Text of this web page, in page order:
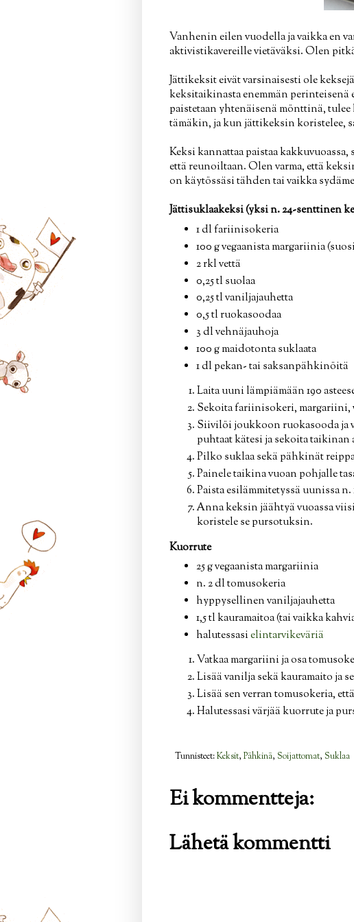
Vanhenin eilen vuodella ja vaikka en
aktivistikavereille vietäväksi. Olen
Jättikeksit eivät varsinaisesti ole
keksitaikinasta enemmän
paistetaan yhtenäisenä mönttinä,
tämäkin, ja kun jättikeksin koristelee,
Keksi kannattaa paistaa
että reunoiltaan. Olen varma, että
on käytössäsi tähden tai vaikka
Jättisuklaakeksi (yksi n. 24-senttinen
1 dl fariinisokeria
100 g vegaanista margariinia
2 rkl vettä
0,25 tl suolaa
0,25 tl vaniljajauhetta
0,5 tl ruokasoodaa
3 dl vehnäjauhoja
100 g maidotonta suklaata
1 dl pekan- tai saksanpähkinöitä
Laita uuni lämpiämään 190
Sekoita fariinisokeri, margariini,
Siivilöi joukkoon ruokasooda ja
puhtaat kätesi ja sekoita taikinan
Pilko suklaa sekä pähkinät
Painele taikina vuoan pohjalle
Paista esilämmitetyssä uunissa
Anna keksin jäähtyä vuoassa
koristele se pursotuksin.
Kuorrute
25 g vegaanista margariinia
n. 2 dl tomusokeria
hyppysellinen vaniljajauhetta
1,5 tl kauramaitoa (tai vaikka
halutessasielintarvikeväriä
Vatkaa margariini ja osa
Lisää vanilja sekä kauramaito ja
Lisää sen verran tomusokeria,
Halutessasi värjää kuorrute ja
Tunnisteet:Keksit, Pähkinä, Soijattomat, Suklaa
Ei kommentteja:
Lähetä kommentti